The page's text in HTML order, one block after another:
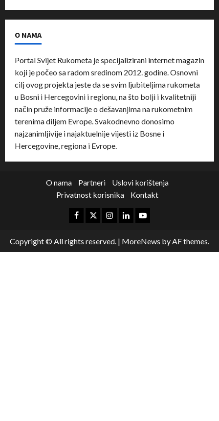
O NAMA
Portal Svijet Rukometa je specijalizirani internet magazin
koji je počeo sa radom sredinom 2012. godine. Osnovni
cilj ovog projekta jeste da se svim ljubiteljima rukometa
u Bosni i Hercegovini i regionu, na što bolji i kvalitetniji
način pruže informacije o dešavanjima na rukometnim
terenima diljem Evrope. Svakodnevno donosimo
najzanimljivije i najaktuelnije vijesti iz Bosne i
Hercegovine, regiona i Evrope.
O nama Partneri
Uslovi korištenja
Privatnost korisnika
Kontakt
Copyright © All rights reserved. | MoreNews by AF themes.